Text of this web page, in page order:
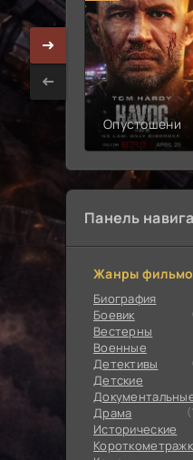
Опустошение
Панель
Жанры
Биография
Боевик
Вестерны
Военные
Детективы
Детские
Драма
Исторические